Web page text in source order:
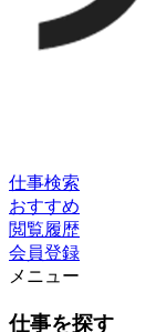
仕事検索
おすすめ
閲覧履歴
会員登録
メニュー
仕事を探す